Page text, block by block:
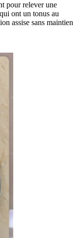
pour relever une
ont un tonus au
assise sans maintien